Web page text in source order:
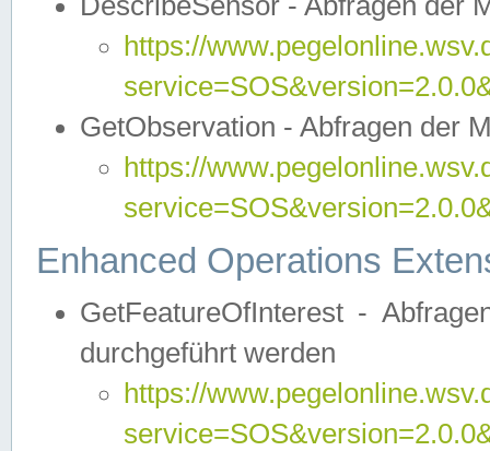
https://
GetObservation - Abfragen der
https://
Enhanced Operations
GetFeatureOfInterest -
durchgeführt werden
https://